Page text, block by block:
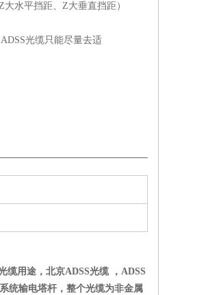
水平挡距、Z大垂直挡距）
光缆只能尽量去适
缆用途，北京ADSS光缆 ，ADSS
统输电塔杆，整个光缆为非金属